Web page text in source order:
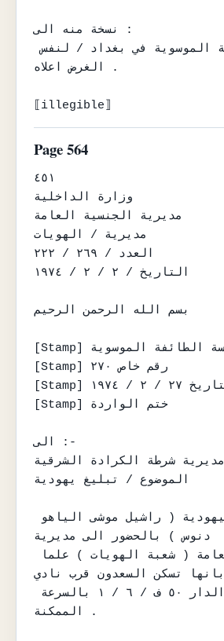
نسخة منه الى :
رئاسة الطائفة الموسوية في بغداد / لنفس
الغرض اعلاه .
⟦illegible⟧
Page 564
٤٥١
وزارة الداخلية
مديرية الجنسية العامة
مديرية / الهويات
العدد / ٢٦٩ / ٢٢٢
التاريخ / ٢ / ٢ / ١٩٧٤
بسم الله الرحمن الرحيم
[Stamp] رئاسة الطائفة الموسوية
[Stamp] رقم خاص ٢٧٠
[Stamp] التاريخ ٢٧ / ٢ / ١٩٧٤
[Stamp] ختم الواردة
الى :-
مديرية شرطة الكرادة الشرقية
الموضوع / تبليغ يهودية
دنوس ) بالحضور الى مديرية
بانها تسكن السعدون قرب نادي
الممكنة .